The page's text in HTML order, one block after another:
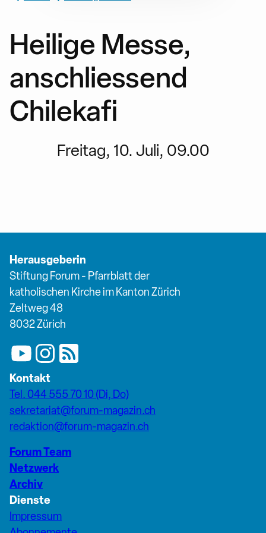
Heilige Messe,
anschliessend
Chilekafi
Freitag, 10. Juli, 09.00
Herausgeberin
Stiftung Forum - Pfarrblatt der
katholischen Kirche im Kanton Zürich
Zeltweg 48
8032 Zürich
Kontakt
Tel. 044 555 70 10 (Di, Do)
sekretariat@forum-magazin.ch
redaktion@forum-magazin.ch
Forum Team
Netzwerk
Archiv
Dienste
Impressum